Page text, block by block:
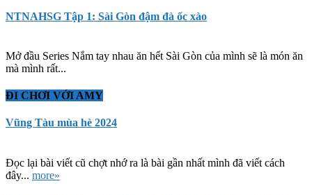
NTNAHSG Tập 1: Sài Gòn đậm đà ốc xào
Mở đầu Series Nắm tay nhau ăn hết Sài Gòn của mình sẽ là món ăn
mà mình rất...
ĐI CHƠI VỚI AMY
Vũng Tàu mùa hè 2024
Đọc lại bài viết cũ chợt nhớ ra là bài gần nhất mình đã viết cách
đây... more»